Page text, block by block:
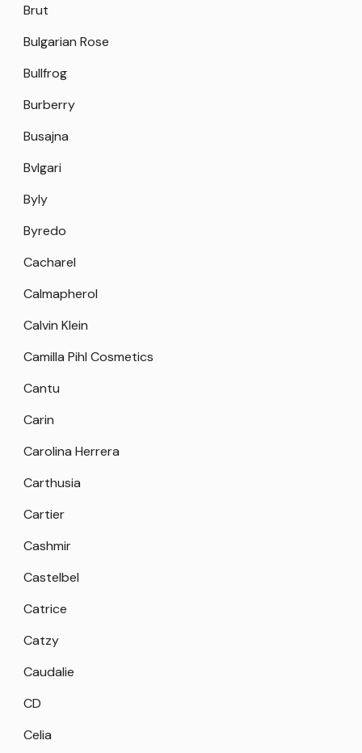
Brut
Bulgarian Rose
Bullfrog
Burberry
Busajna
Bvlgari
Byly
Byredo
Cacharel
Calmapherol
Calvin Klein
Camilla Pihl Cosmetics
Cantu
Carin
Carolina Herrera
Carthusia
Cartier
Cashmir
Castelbel
Catrice
Catzy
Caudalie
CD
Celia